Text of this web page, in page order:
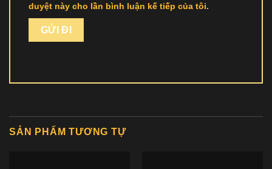
duyệt này cho lần bình luận kế tiếp của tôi.
SẢN PHẨM TƯƠNG TỰ